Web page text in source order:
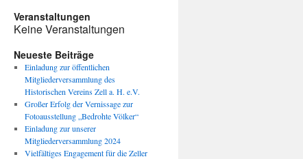
Veranstaltungen
Keine Veranstaltungen
Neueste Beiträge
Einladung zur öffentlichen
Mitgliederversammlung des
Historischen Vereins Zell a. H. e.V.
Großer Erfolg der Vernissage zur
Fotoausstellung „Bedrohte Völker“
Einladung zur unserer
Mitgliederversammlung 2024
Vielfältiges Engagement für die Zeller